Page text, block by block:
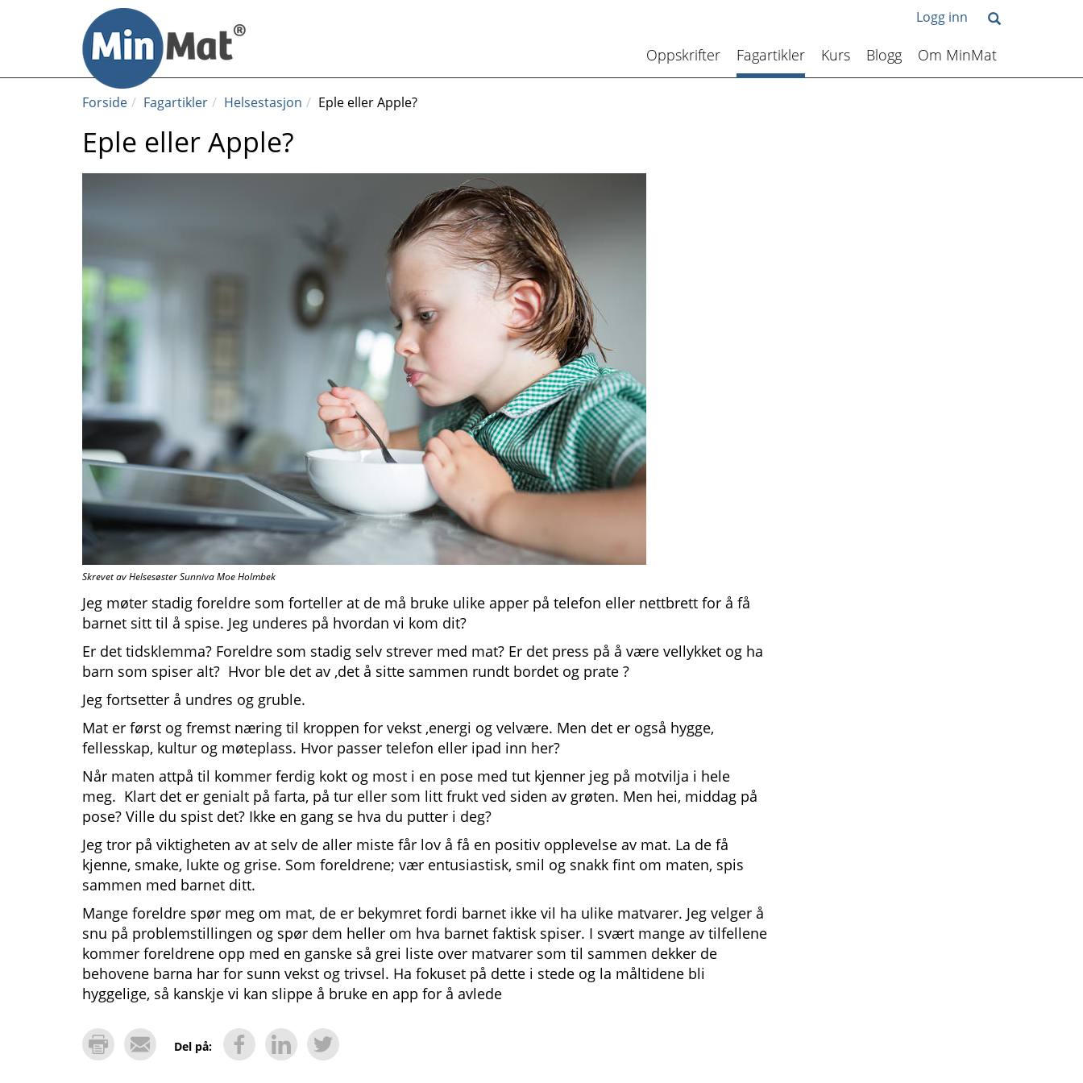
Logg inn
Oppskrifter Fagartikler Kurs Blogg Om MinMat
Forside Fagartikler Helsestasjon Eple eller Apple?
Eple eller Apple?
Skrevet av Helsesøster Sunniva Moe Holmbek
Jeg møter stadig foreldre som forteller at de må bruke ulike apper på telefon eller nettbrett for å få
barnet sitt til å spise. Jeg underes på hvordan vi kom dit?
Er det tidsklemma? Foreldre som stadig selv strever med mat? Er det press på å være vellykket og ha
barn som spiser alt? Hvor ble det av ,det å sitte sammen rundt bordet og prate ?
Jeg fortsetter å undres og gruble.
Mat er først og fremst næring til kroppen for vekst ,energi og velvære. Men det er også hygge,
fellesskap, kultur og møteplass. Hvor passer telefon eller ipad inn her?
Når maten attpå til kommer ferdig kokt og most i en pose med tut kjenner jeg på motvilja i hele
meg. Klart det er genialt på farta, på tur eller som litt frukt ved siden av grøten. Men hei, middag på
pose? Ville du spist det? Ikke en gang se hva du putter i deg?
Jeg tror på viktigheten av at selv de aller miste får lov å få en positiv opplevelse av mat. La de få
kjenne, smake, lukte og grise. Som foreldrene; vær entusiastisk, smil og snakk fint om maten, spis
sammen med barnet ditt.
Mange foreldre spør meg om mat, de er bekymret fordi barnet ikke vil ha ulike matvarer. Jeg velger å
snu på problemstillingen og spør dem heller om hva barnet faktisk spiser. I svært mange av tilfellene
kommer foreldrene opp med en ganske så grei liste over matvarer som til sammen dekker de
behovene barna har for sunn vekst og trivsel. Ha fokuset på dette i stede og la måltidene bli
hyggelige, så kanskje vi kan slippe å bruke en app for å avlede
Del på: